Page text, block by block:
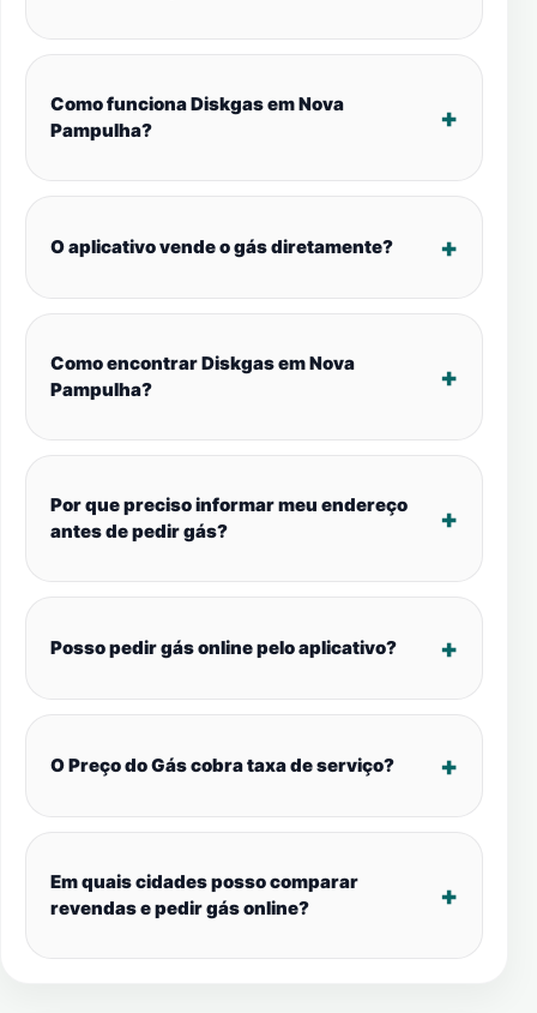
Como funciona Diskgas em Nova
Pampulha?
O aplicativo vende o gás diretamente?
Como encontrar Diskgas em Nova
Pampulha?
Por que preciso informar meu endereço
antes de pedir gás?
Posso pedir gás online pelo aplicativo?
O Preço do Gás cobra taxa de serviço?
Em quais cidades posso comparar
revendas e pedir gás online?